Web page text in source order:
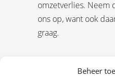
Beheer
omzetverlies. Neem
ons op, want ook
graag.